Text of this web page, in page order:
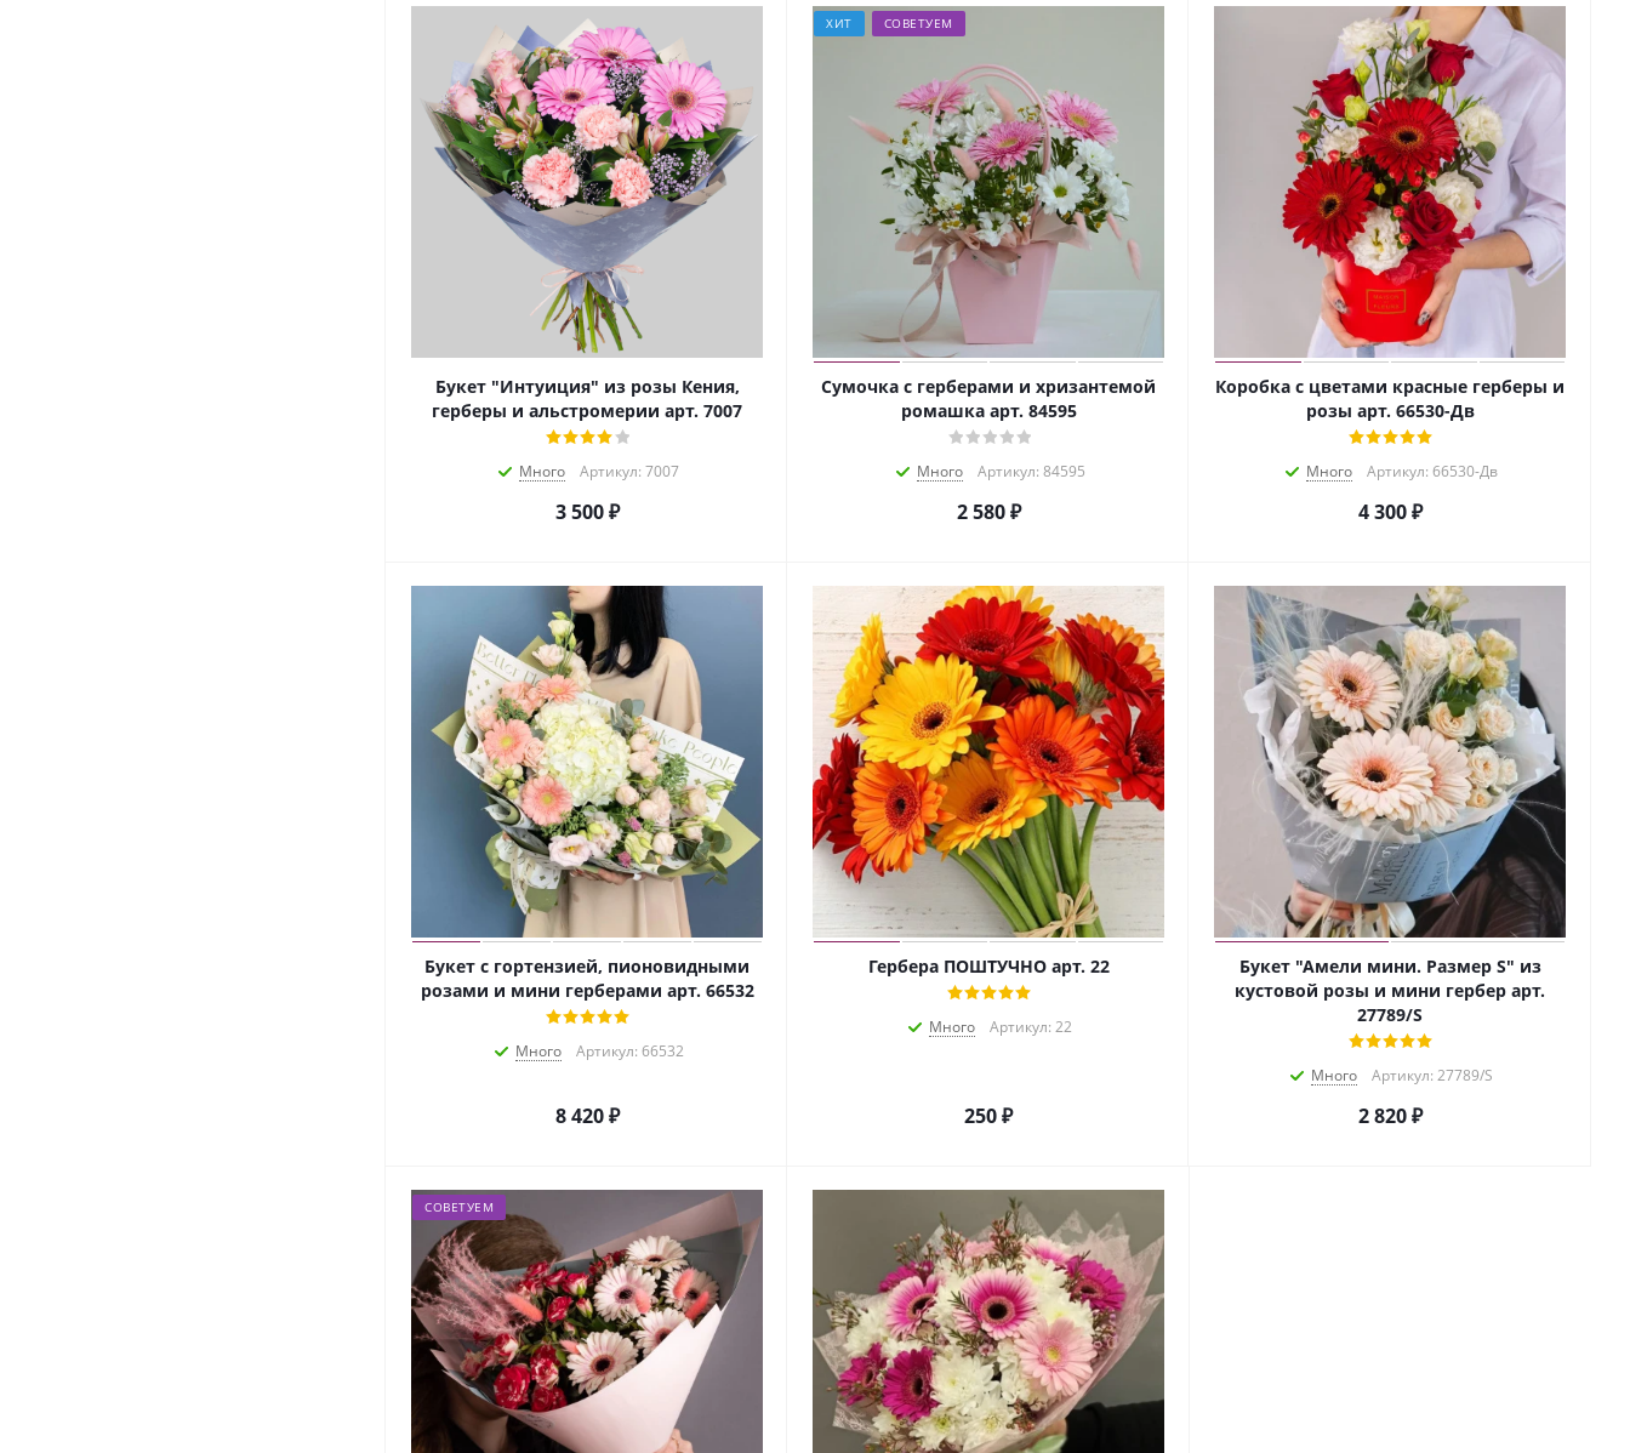
Букет "Интуиция" из розы Кения,
герберы и альстромерии арт. 7007
Много Артикул: 7007
3 500₽
ХИТ СОВЕТУЕМ
Сумочка с герберами и хризантемой
ромашка арт. 84595
Много Артикул: 84595
2 580₽
Коробка с цветами красные герберы и
розы арт. 66530-Дв
Много Артикул: 66530-Дв
4 300₽
Букет с гортензией, пионовидными
розами и мини герберами арт. 66532
Много Артикул: 66532
8 420₽
Гербера ПОШТУЧНО арт. 22
Много Артикул: 22
250₽
Букет "Амели мини. Размер S" из
кустовой розы и мини гербер арт.
27789/S
Много Артикул: 27789/S
2 820₽
СОВЕТУЕМ